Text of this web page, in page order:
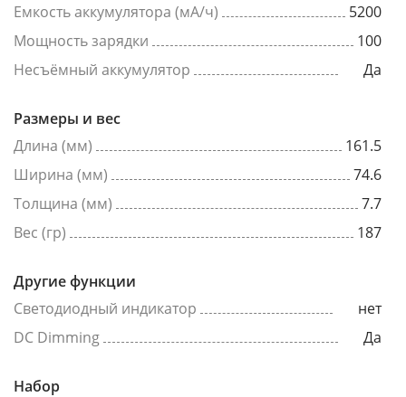
Емкость аккумулятора (мА/ч)
5200
Мощность зарядки
100
Несъёмный аккумулятор
Да
Размеры и вес
Длина (мм)
161.5
Ширина (мм)
74.6
Толщина (мм)
7.7
Вес (гр)
187
Другие функции
Светодиодный индикатор
нет
DC Dimming
Да
Набор